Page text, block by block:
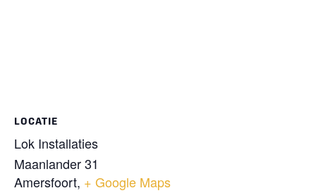
LOCATIE
Lok Installaties
Maanlander 31
Amersfoort, + Google Maps